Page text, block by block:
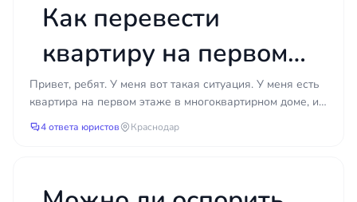
правоустанавливающих документов, при спорах о
наследстве, самовольных постройках или
незавершенном строительстве. Оспаривание
пороком воли, под влиянием обмана, нарушения
прав третьих лиц или с превышением
полномочий. Юрист определяет надлежащий
Каждая ситуация рассматривается
Как перевести
квартиру на первом
этаже в нежилое
помещение для
Привет, ребят. У меня вот такая ситуация. У меня есть
квартира на первом этаже в многоквартирном доме, и
я хочу открыть там небольшой магазин. Помещен...
4 ответа юристов Краснодар